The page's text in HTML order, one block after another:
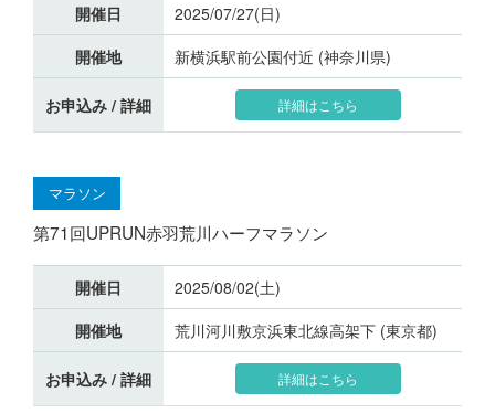
開催日
2025/07/27(日)
開催地
新横浜駅前公園付近 (神奈川県)
お申込み / 詳細 詳細はこちら
マラソン
第71回UPRUN赤羽荒川ハーフマラソン
開催日
2025/08/02(土)
開催地
荒川河川敷京浜東北線高架下 (東京都)
お申込み / 詳細 詳細はこちら